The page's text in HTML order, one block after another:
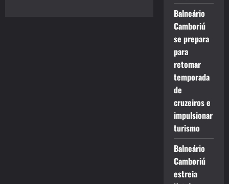
Balneário
Camboriú
se prepara
para
retomar
temporada
de
cruzeiros e
impulsionar
turismo
Balneário
Camboriú
estreia